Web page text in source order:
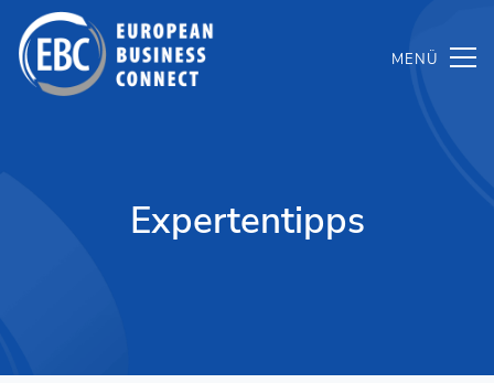
Inhalt
springen
Expertentipps